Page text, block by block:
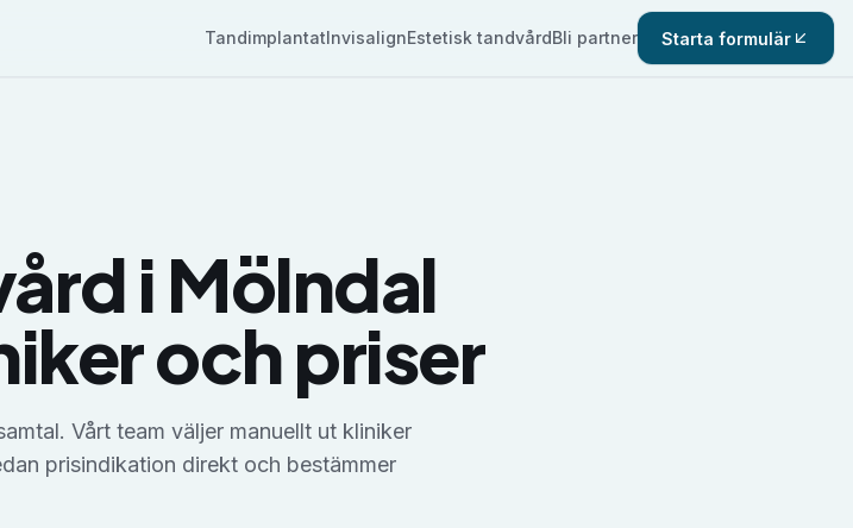
TandimplantatInvisalignEstetisk tandvårdBli partner Starta formulär
i Mölndal
och priser
Vårt team väljer manuellt ut kliniker
prisindikation direkt och bestämmer